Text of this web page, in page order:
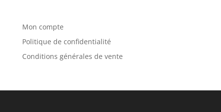
Mon compte
Politique de confidentialité
Conditions générales de vente